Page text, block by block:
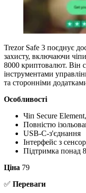
Trezor Safe 3 поєднує
захисту, включаючи
8000 криптовалют. Він
інструментами
та сторонніми
Особливості
Чіп Secure
Повністю
USB-C-з'єднання
Інтерфейс з
Підтримка понад
Ціна 79
✅ Переваги